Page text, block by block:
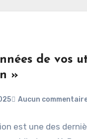
de vos
»
Aucun
est une des